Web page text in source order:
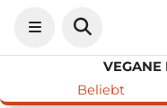
VEGANE
Beliebt